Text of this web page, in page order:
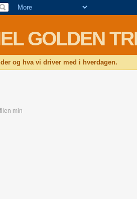
GOLDEN
og hva vi driver med i hverdagen.
min